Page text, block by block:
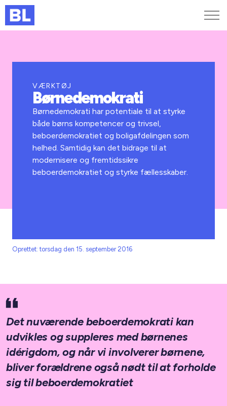
Kurser og arrangementer
Jobportalen
VÆRKTØJ
Børnedemokrati
Børnedemokrati har potentiale til at styrke
både børns kompetencer og trivsel,
beboerdemokratiet og boligafdelingen som
helhed. Samtidig kan det bidrage til at
modernisere og fremtidssikre
beboerdemokratiet og styrke fællesskaber.
Oprettet: torsdag den 15. september 2016
Det nuværende beboerdemokrati kan
udvikles og suppleres med børnenes
idérigdom, og når vi involverer børnene,
bliver forældrene også nødt til at forholde
sig til beboerdemokratiet